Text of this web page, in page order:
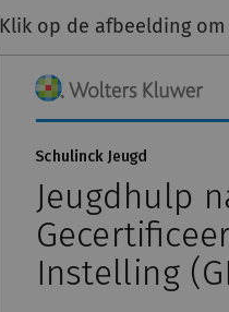
Klik op de afbeelding